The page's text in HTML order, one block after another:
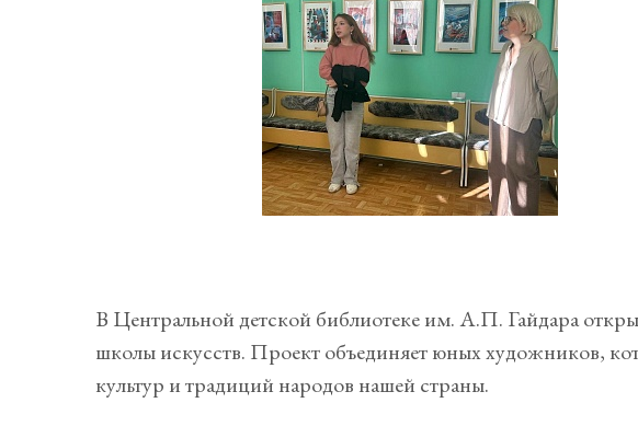
В Центральной детской библиотеке им. А.П. Гайдара
школы искусств. Проект объединяет юных художников,
культур и традиций народов нашей страны.